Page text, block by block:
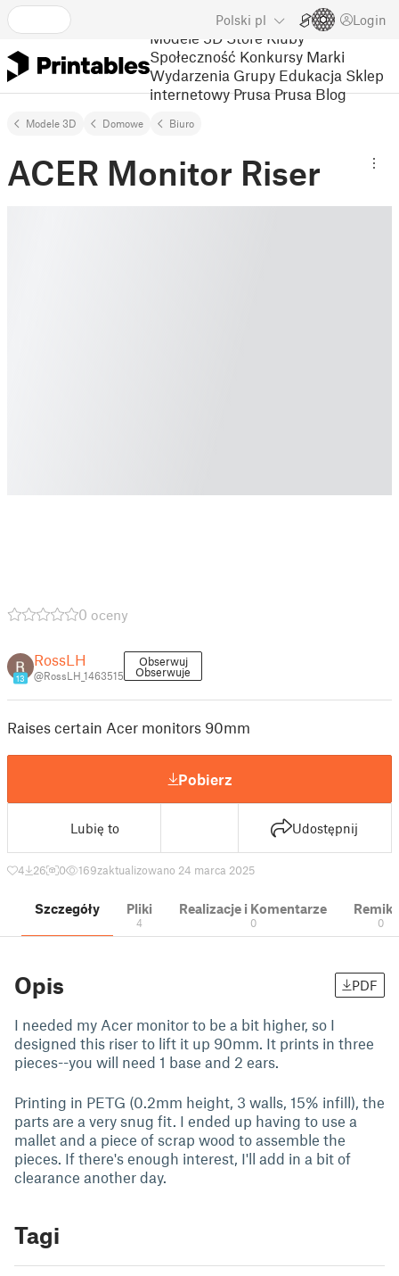
Polski pl Login
Modele 3D Store Kluby
Społeczność Konkursy Marki
Wydarzenia Grupy Edukacja Sklep
internetowy Prusa Prusa Blog
Modele 3D Domowe Biuro
ACER Monitor Riser
0 oceny
13
RossLH
@RossLH_1463515
Obserwuj
Obserwuje
Raises certain Acer monitors 90mm
Pobierz
Lubię to Udostępnij
4 26 0 169zaktualizowano 24 marca 2025
Szczegóły Pliki
4
Realizacje i Komentarze
0 0
Opis PDF
I needed my Acer monitor to be a bit higher, so I
designed this riser to lift it up 90mm. It prints in three
pieces--you will need 1 base and 2 ears.
Printing in PETG (0.2mm height, 3 walls, 15% infill), the
parts are a very snug fit. I ended up having to use a
mallet and a piece of scrap wood to assemble the
pieces. If there's enough interest, I'll add in a bit of
clearance another day.
Tagi